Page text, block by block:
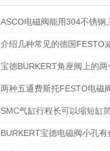
ASCO电磁阀能用304不锈钢
介绍几种常见的德国FESTO
宝德BURKERT角座阀上的
两种五通费斯托FESTO电磁
SMC气缸行程长可以缩短缸
BURKERT宝德电磁阀小孔有